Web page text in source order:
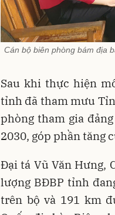
Cán bộ biên phòng bám địa
Sau khi thực hiện
tỉnh đã tham mưu
phòng tham gia
2030, góp phần tăng
Đại tá Vũ Văn Hưng,
lượng BĐBP tỉnh
trên bộ và 191 km